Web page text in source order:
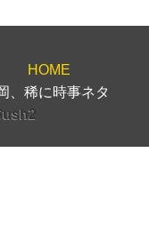
HOME
、稀に時事ネタ